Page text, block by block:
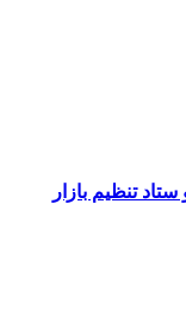
تنظیم بازار